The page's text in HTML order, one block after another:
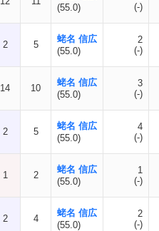
(55.0)
(-)
2 5
蛯名 信広
(55.0)
2
(-)
14 10
蛯名 信広
(55.0)
3
(-)
2 5
蛯名 信広
(55.0)
4
(-)
1 2
蛯名 信広
(55.0)
1
(-)
2 4
蛯名 信広
(55.0)
2
(-)